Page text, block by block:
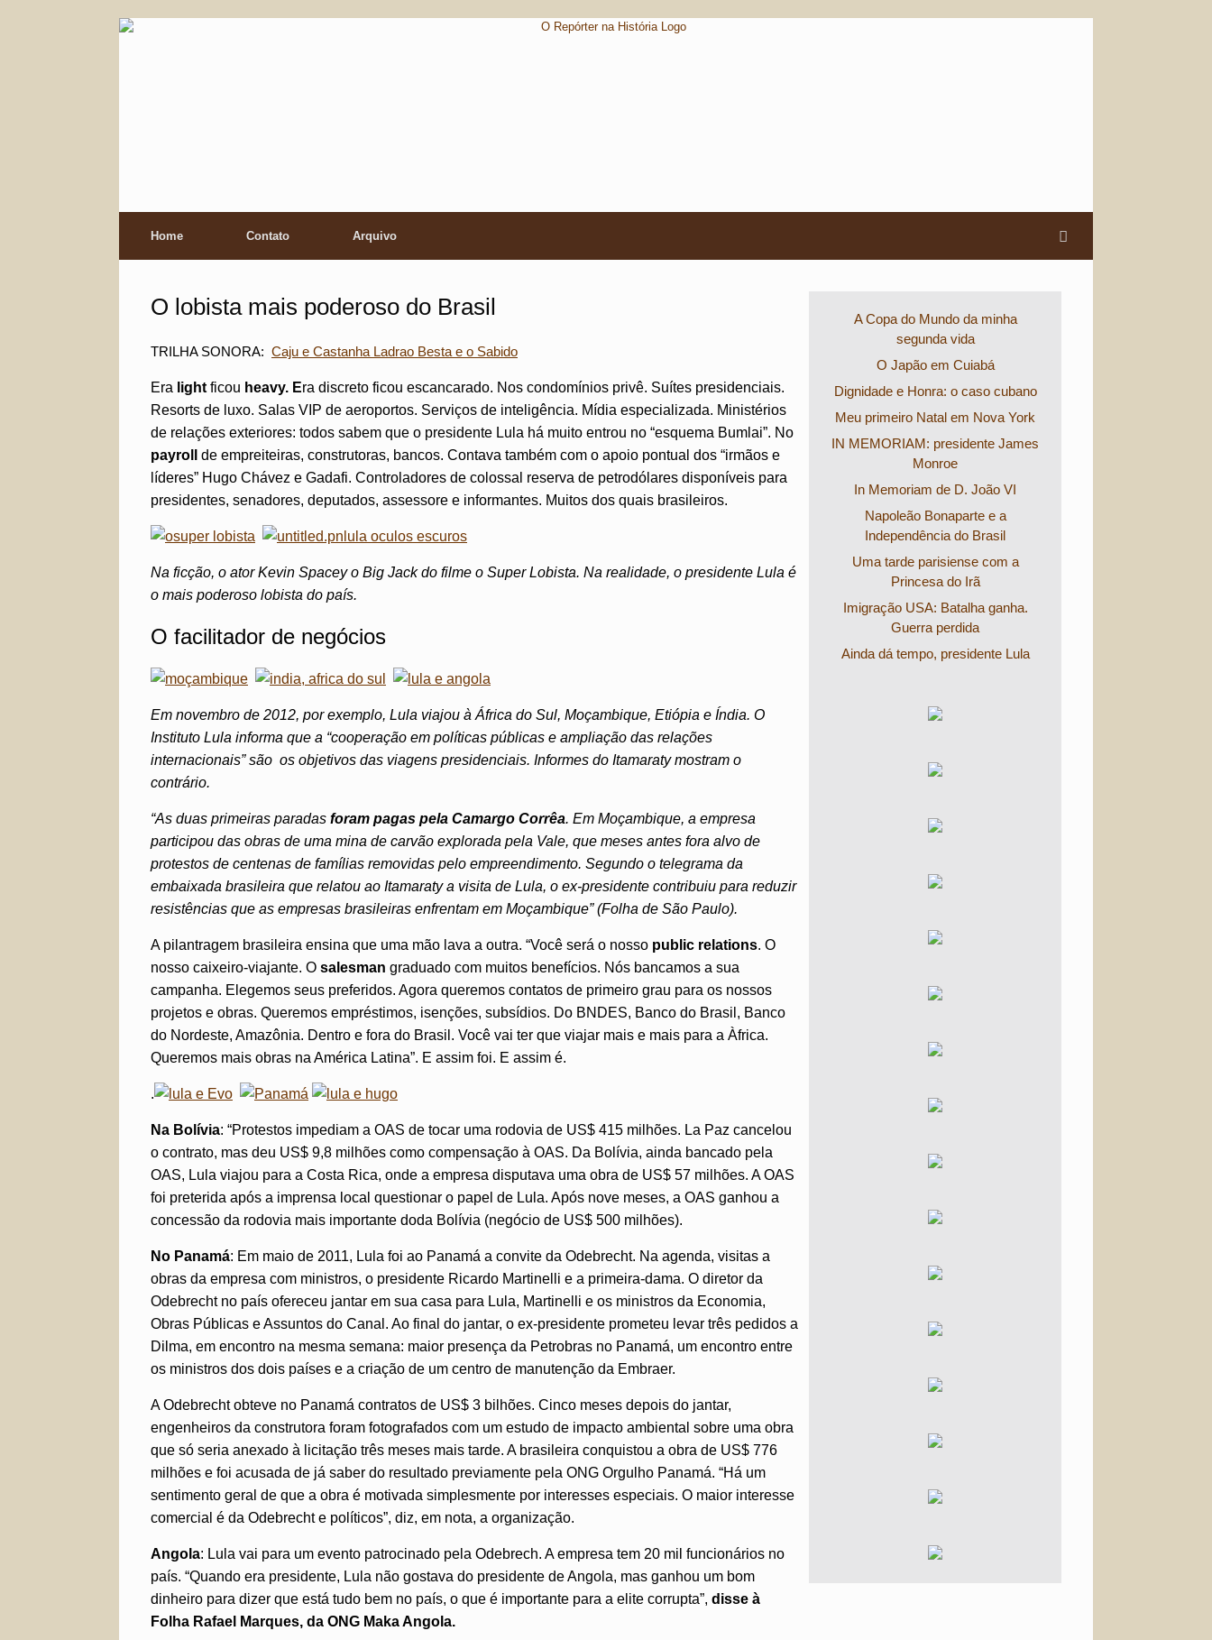
Skip
Home Contato Arquivo
O lobista mais poderoso do Brasil
TRILHA SONORA: Caju e Castanha Ladrao Besta e o Sabido
Era light ficou heavy. Era discreto ficou escancarado. Nos condomínios privê. Suítes presidenciais.
Resorts de luxo. Salas VIP de aeroportos. Serviços de inteligência. Mídia especializada. Ministérios
de relações exteriores: todos sabem que o presidente Lula há muito entrou no “esquema Bumlai”. No
payroll
de empreiteiras, construtoras, bancos. Contava também com o apoio pontual dos “irmãos e
líderes” Hugo Chávez e Gadafi. Controladores de colossal reserva de petrodólares disponíveis para
presidentes, senadores, deputados, assessore e informantes. Muitos dos quais brasileiros.
Na ficção, o ator Kevin Spacey o Big Jack do filme o Super Lobista. Na realidade, o presidente Lula é
o mais poderoso lobista do país.
O facilitador de negócios
Em novembro de 2012, por exemplo, Lula viajou à África do Sul, Moçambique, Etiópia e Índia. O
Instituto Lula informa que a “cooperação em políticas públicas e ampliação das relações
internacionais” são os objetivos das viagens presidenciais. Informes do Itamaraty mostram o
contrário.
“As duas primeiras paradas foram pagas pela Camargo Corrêa. Em Moçambique, a empresa
participou das obras de uma mina de carvão explorada pela Vale, que meses antes fora alvo de
protestos de centenas de famílias removidas pelo empreendimento. Segundo o telegrama da
embaixada brasileira que relatou ao Itamaraty a visita de Lula, o ex-presidente contribuiu para reduzir
resistências que as empresas brasileiras enfrentam em Moçambique” (Folha de São Paulo).
A pilantragem brasileira ensina que uma mão lava a outra. “Você será o nosso public relations. O
nosso caixeiro-viajante. O salesman graduado com muitos benefícios. Nós bancamos a sua
campanha. Elegemos seus preferidos. Agora queremos contatos de primeiro grau para os nossos
projetos e obras. Queremos empréstimos, isenções, subsídios. Do BNDES, Banco do Brasil, Banco
do Nordeste, Amazônia. Dentro e fora do Brasil. Você vai ter que viajar mais e mais para a Àfrica.
Queremos mais obras na América Latina”. E assim foi. E assim é.
.
Na Bolívia: “Protestos impediam a OAS de tocar uma rodovia de US$ 415 milhões. La Paz cancelou
o contrato, mas deu US$ 9,8 milhões como compensação à OAS. Da Bolívia, ainda bancado pela
OAS, Lula viajou para a Costa Rica, onde a empresa disputava uma obra de US$ 57 milhões. A OAS
foi preterida após a imprensa local questionar o papel de Lula. Após nove meses, a OAS ganhou a
concessão da rodovia mais importante doda Bolívia (negócio de US$ 500 milhões).
No Panamá: Em maio de 2011, Lula foi ao Panamá a convite da Odebrecht. Na agenda, visitas a
obras da empresa com ministros, o presidente Ricardo Martinelli e a primeira-dama. O diretor da
Odebrecht no país ofereceu jantar em sua casa para Lula, Martinelli e os ministros da Economia,
Obras Públicas e Assuntos do Canal. Ao final do jantar, o ex-presidente prometeu levar três pedidos a
Dilma, em encontro na mesma semana: maior presença da Petrobras no Panamá, um encontro entre
os ministros dos dois países e a criação de um centro de manutenção da Embraer.
A Odebrecht obteve no Panamá contratos de US$ 3 bilhões. Cinco meses depois do jantar,
engenheiros da construtora foram fotografados com um estudo de impacto ambiental sobre uma obra
que só seria anexado à licitação três meses mais tarde. A brasileira conquistou a obra de US$ 776
milhões e foi acusada de já saber do resultado previamente pela ONG Orgulho Panamá. “Há um
sentimento geral de que a obra é motivada simplesmente por interesses especiais. O maior interesse
comercial é da Odebrecht e políticos”, diz, em nota, a organização.
Angola: Lula vai para um evento patrocinado pela Odebrech. A empresa tem 20 mil funcionários no
país. “Quando era presidente, Lula não gostava do presidente de Angola, mas ganhou um bom
dinheiro para dizer que está tudo bem no país, o que é importante para a elite corrupta”, disse à
Folha Rafael Marques, da ONG Maka Angola.
A Copa do Mundo da minha
segunda vida
O Japão em Cuiabá
Dignidade e Honra: o caso cubano
Meu primeiro Natal em Nova York
IN MEMORIAM: presidente James
Monroe
In Memoriam de D. João VI
Napoleão Bonaparte e a
Independência do Brasil
Uma tarde parisiense com a
Princesa do Irã
Imigração USA: Batalha ganha.
Guerra perdida
Ainda dá tempo, presidente Lula